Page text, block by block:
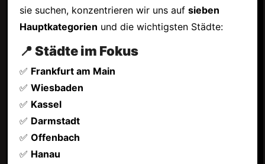
sie suchen, konzentrieren wir uns auf sieben
Hauptkategorien und die wichtigsten Städte:
📍 Städte im Fokus
✅ Frankfurt am Main
✅ Wiesbaden
✅ Kassel
✅ Darmstadt
✅ Offenbach
✅ Hanau